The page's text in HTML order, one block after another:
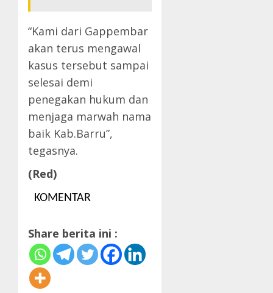
“Kami dari Gappembar
akan terus mengawal
kasus tersebut sampai
selesai demi
penegakan hukum dan
menjaga marwah nama
baik Kab.Barru”,
tegasnya.
(Red)
KOMENTAR
Share berita ini :